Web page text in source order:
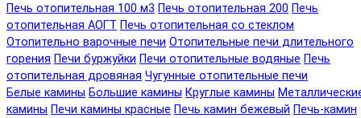
Печь отопительная 100 м3 Печь отопительная 200 Печь
отопительная АОГТ Печь отопительная со стеклом
Отопительно варочные печи Отопительные печи длительного
горения Печи буржуйки Печи отопительные водяные Печь
отопительная дровяная Чугунные отопительные печи
Белые камины Большие камины Круглые камины
камины Печи камины красные Печь камин бежевый Печь-камин